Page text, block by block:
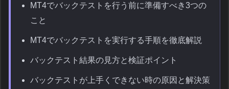
MT4でバックテストを行う前に準備すべき3つの
こと
MT4でバックテストを実行する手順を徹底解説
バックテスト結果の見方と検証ポイント
バックテストが上手くできない時の原因と解決策